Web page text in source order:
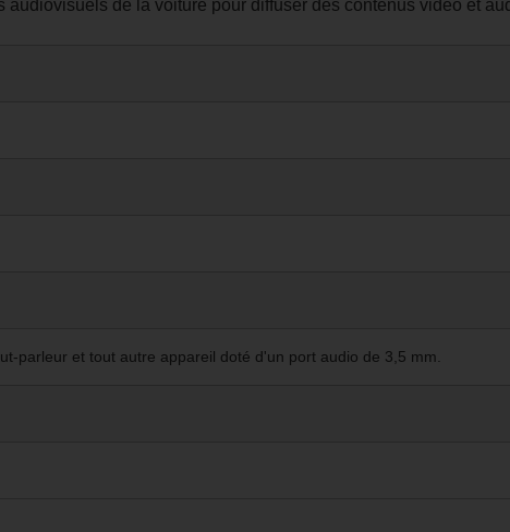
de la voiture pour diffuser des contenus vidéo et
parleur et tout autre appareil doté d'un port audio de 3,5 mm.